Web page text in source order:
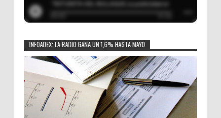
INFOADEX: LA RADIO GANA UN 1,6% HASTA MAYO